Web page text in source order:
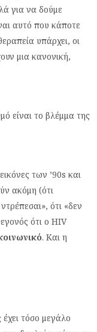
για να δούμε
αυτό που κάποτε
υπάρχει, οι
μια κανονική,
είναι το βλέμμα της
των ’90s και
ακόμη (ότι
ότι «δεν
ότι ο HIV
. Και η
έχει τόσο μεγάλο